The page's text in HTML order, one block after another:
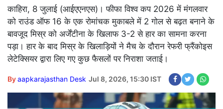
काहिरा, 8 जुलाई (आईएएनएस)। फीफा विश्व कप 2026 में मंगलवार
को राउंड ऑफ 16 के एक रोमांचक मुकाबले में 2 गोल से बढ़त बनाने के
बावजूद मिस्र को अर्जेंटीना के खिलाफ 3-2 से हार का सामना करना
पड़ा। हार के बाद मिस्र के खिलाड़ियों ने मैच के दौरान रेफरी फ्रैंकोइस
लेटेक्सियर द्वारा लिए गए कुछ फैसलों पर निराशा जताई।
Byaapkarajasthan Desk Jul 8, 2026, 15:30 IST